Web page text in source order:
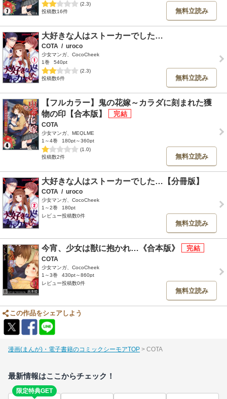
(2.3)
投稿数16件
無料立読み
大好きな人はストーカーでした…
COTA / uroco
少女マンガ、CocoCheek
1巻
540pt
(2.3)
投稿数6件
無料立読み
【フルカラー】鬼の花嫁～カラダに刻まれた獲
物の印【合本版】
COTA
少女マンガ、MEQLME
1～4巻
180pt～360pt
(1.0)
投稿数2件
無料立読み
大好きな人はストーカーでした…【分冊版】
COTA / uroco
少女マンガ、CocoCheek
1～2巻
180pt
レビュー投稿数0件
無料立読み
今宵、少女は獣に抱かれ…《合本版》
COTA
少女マンガ、CocoCheek
1～3巻
430pt～860pt
レビュー投稿数0件
無料立読み
この作品をシェアしよう
漫画(まんが)・電子書籍のコミックシーモアTOP COTA
最新情報はここからチェック！
限定特典GET